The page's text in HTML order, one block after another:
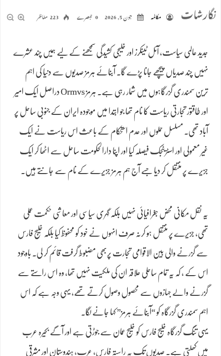
نگارشات مکالمہ جون 5, 2026 0 تبصرے 223 مناظر
جدید عالمی سیاست، آئل ٹینکرز اور خلیجی کشیدگی سمجھنے کے لیے ہمیں چند عشرے
نہیں چند صدیاں پیچھے جانا پڑے گا۔ آبنائے ہرمز صدیوں سے دنیا کی اہم
ترین سمندری گزرگاہوں میں شمار رہی ہے۔ ہرمز Ormvs دراصل ایک امیر
اور طاقتور تجارتی ریاست کا نام تھا جو ابتدا میں موجودہ ایران کے جنوبی ساحل پر
آباد تھی۔ مسلسل حملوں اور عدم استحکام کے باعث اس ریاست نے ایک
غیر معمولی اور اسٹریٹجک فیصلہ کیا اور اپنا دارالحکومت ساحل سے اٹھا کر ایک
جزیرے پر منتقل کر دیا جسے آج ہم ہرمز جزیرے کے نام سے جانتے ہیں۔
یہ نقل مکانی محض جغرافیائی نہیں بلکہ گہری سیاسی اور معاشی حکمت عملی
تھی، جزیرے پر منتقل ہو کرنہ صرف انہوں نے خود کو محفوظ کیا بلکہ خلیج فارس
سے گزرنے والی بین الاقوامی تجارت پربھی مضبوط گرفت قائم کر لی۔ باوجود
اس کے ، کہ یہ تمام ساحلی علاقہ ان کی ملکیت نہیں تھا، وہ اس راستے سے
گزرنے والے جہازوں سے محصول وصول کرتے تھے، یہی وجہ ہے کہ اس
اہم سمندری گزرگاہ کو “آبنائے ہرمز” کہا جانے لگا۔
یہی تنگ گزرگاہ خلیج فارس کو خلیج عمان سے جوڑتی ہے اور آگے بحیرہ عرب
میں کھلتی ہے۔ صدیوں تک یہ راستہ فارس، عرب، ہندوستان اور مشرقی